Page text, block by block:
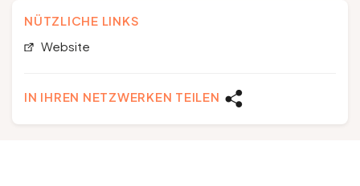
NÜTZLICHE LINKS
Website
IN IHREN NETZWERKEN TEILEN